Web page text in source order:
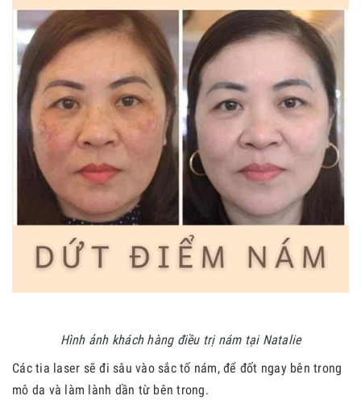
Hình ảnh khách hàng điều trị nám tại Natalie
Các tia laser sẽ đi sâu vào sắc tố nám, để đốt ngay bên trong
mô da và làm lành dần từ bên trong.